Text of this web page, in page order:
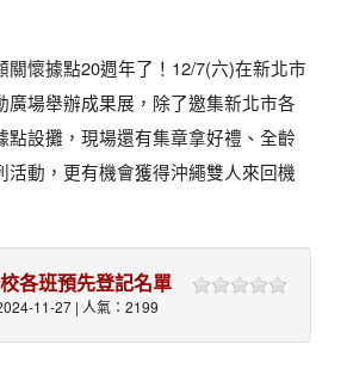
關懷據點20週年了！12/7(六)在新北市
廣場舉辦成果展，除了邀集新北市各
點設攤，現場還有集章拿好禮、全齡
活動，更有機會獲得沖繩雙人來回機
各班預先登記名單
11-27 | 人氣：2199